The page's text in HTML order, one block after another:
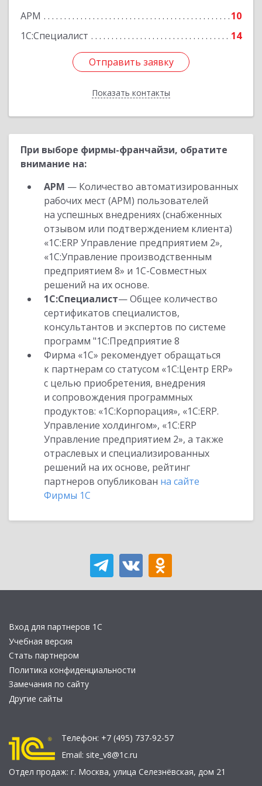
АРМ
10
1С:Специалист
14
Отправить заявку
Показать контакты
Отправить заявку
Назад
При выборе фирмы-франчайзи, обратите
внимание на:
АРМ — Количество автоматизированных
рабочих мест (АРМ) пользователей
на успешных внедрениях (снабженных
отзывом или подтверждением клиента)
«1С:ERP Управление предприятием 2»,
«1С:Управление производственным
предприятием 8» и 1С-Совместных
решений на их основе.
1С:Специалист— Общее количество
сертификатов специалистов,
консультантов и экспертов по системе
программ "1С:Предприятие 8
Фирма «1С» рекомендует обращаться
к партнерам со статусом «1С:Центр ERP»
с целью приобретения, внедрения
и сопровождения программных
продуктов: «1С:Корпорация», «1С:ERP.
Управление холдингом», «1С:ERP
Управление предприятием 2», а также
отраслевых и специализированных
решений на их основе, рейтинг
партнеров опубликован на сайте
Фирмы 1С
Вход для партнеров 1С
Учебная версия
Стать партнером
Политика конфиденциальности
Замечания по сайту
Другие сайты
Телефон: +7 (495) 737-92-57
Email: site_v8@1c.ru
Отдел продаж: г. Москва, улица Селезнёвская, дом 21